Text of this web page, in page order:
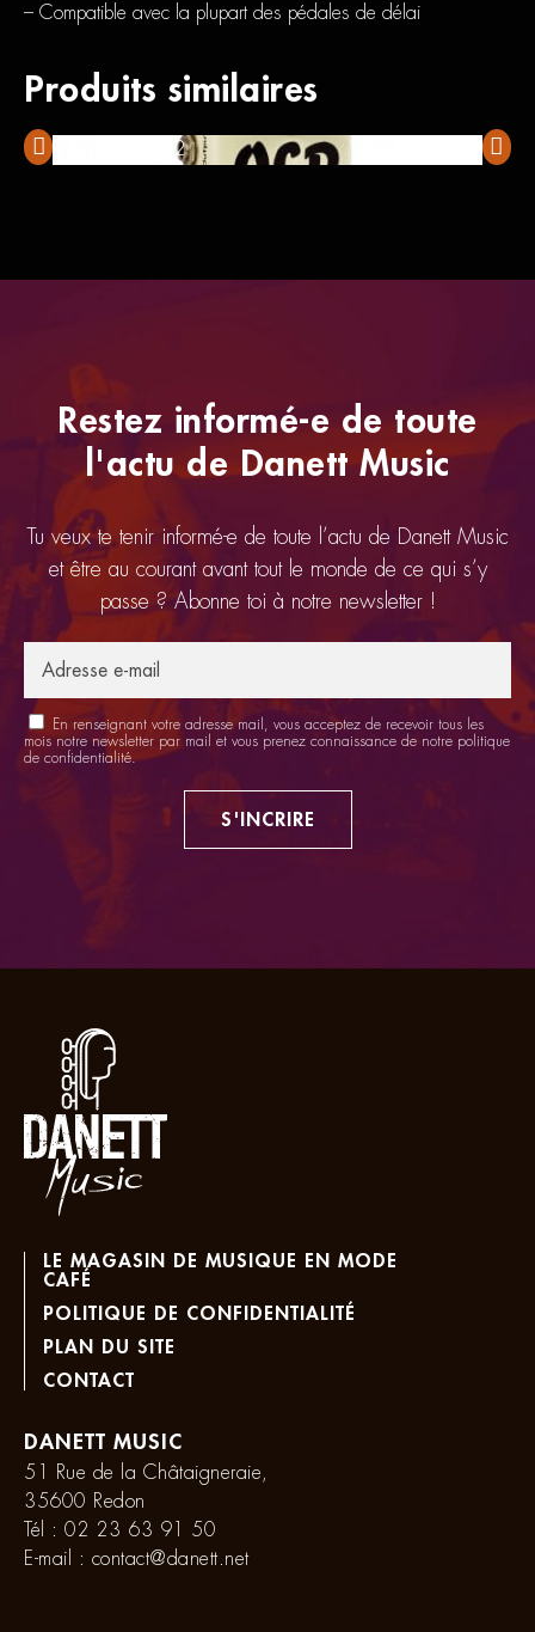
– Compatible avec la plupart des pédales de délai
Produits similaires
Fulltone OCD V2 All
Restez informé-e de toute
l'actu de Danett Music
Tu veux te tenir informé-e de toute l’actu de Danett Music
et être au courant avant tout le monde de ce qui s’y
passe ? Abonne toi à notre newsletter !
En renseignant votre adresse mail, vous acceptez de recevoir tous les
mois notre newsletter par mail et vous prenez connaissance de notre politique
de confidentialité.
S'INCRIRE
LE MAGASIN DE MUSIQUE EN MODE
CAFÉ
POLITIQUE DE CONFIDENTIALITÉ
PLAN DU SITE
CONTACT
DANETT MUSIC
51 Rue de la Châtaigneraie,
35600 Redon
Tél : 02 23 63 91 50
E-mail : contact@danett.net